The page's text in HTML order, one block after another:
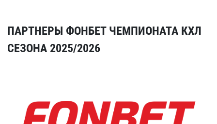
ПАРТНЕРЫ ФОНБЕТ ЧЕМПИОНАТА КХЛ
СЕЗОНА 2025/2026